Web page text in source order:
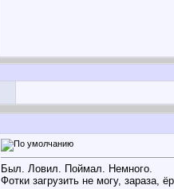
Был. Ловил. Поймал. Немного.
Фотки загрузить не могу, зараза,